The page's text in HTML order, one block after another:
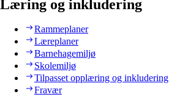
Læring og inkludering
Rammeplaner
Læreplaner
Barnehagemiljø
Skolemiljø
Tilpasset opplæring og inkludering
Fravær